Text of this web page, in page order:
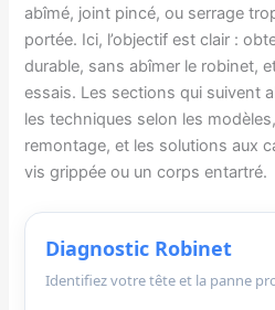
abîmé, joint pincé, ou serrage
portée. Ici, l’objectif est clair :
durable, sans abîmer le robinet,
essais. Les sections qui suivent
les techniques selon les
remontage, et les solutions aux
vis grippée ou un corps entartré.
Diagnostic Robinet
Identifiez votre tête et la panne